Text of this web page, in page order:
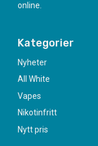
online.
Kategorier
Nyheter
All White
Vapes
Nikotinfritt
Nytt pris